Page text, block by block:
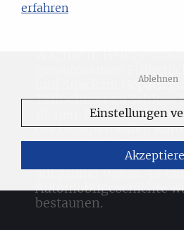
Von der Sonne
und Snack im Gepäck
Teilnehmer zu Schloss
Jüchen. Der Ort
der betagten edlen
eigens für die
Parkplatz zeigte die
auf grüner Wiese. 58
Automobilgeschichte
bestaunen.
erfahren
Ablehnen
Einstellungen